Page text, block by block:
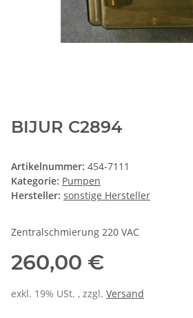
BIJUR C2894
Artikelnummer: 454-7111
Kategorie: Pumpen
Hersteller: sonstige Hersteller
Zentralschmierung 220 VAC
260,00 €
exkl. 19% USt. , zzgl. Versand